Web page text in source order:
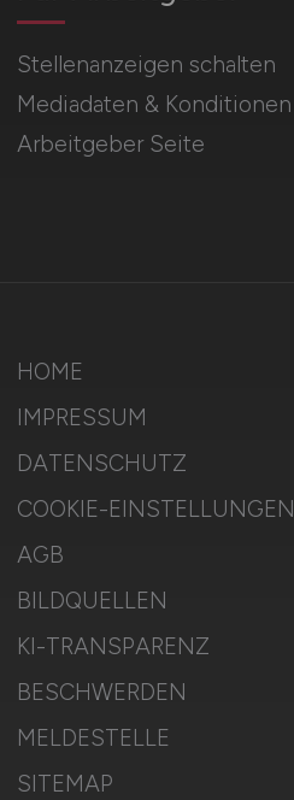
Stellenanzeigen schalten
Mediadaten & Konditionen
Arbeitgeber Seite
HOME
IMPRESSUM
DATENSCHUTZ
COOKIE-EINSTELLUNGEN
AGB
BILDQUELLEN
KI-TRANSPARENZ
BESCHWERDEN
MELDESTELLE
SITEMAP